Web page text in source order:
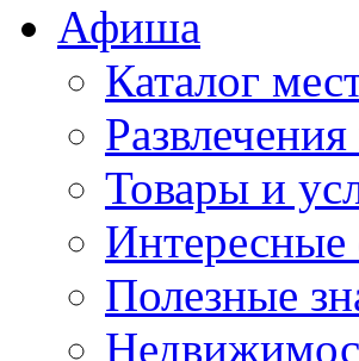
Афиша
Каталог
Товары и
Полезные